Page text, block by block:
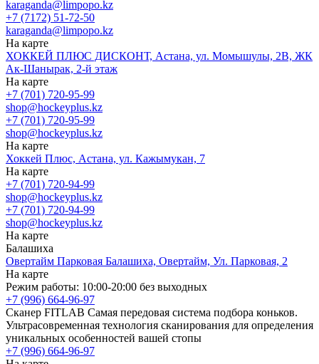
karaganda@limpopo.kz
+7 (7172) 51-72-50
karaganda@limpopo.kz
На карте
ХОККЕЙ ПЛЮС ДИСКОНТ, Астана, ул. Момышулы, 2В, ЖК
Ак-Шанырак, 2-й этаж
На карте
+7 (701) 720-95-99
shop@hockeyplus.kz
+7 (701) 720-95-99
shop@hockeyplus.kz
На карте
Хоккей Плюс, Астана, ул. Кажымукан, 7
На карте
+7 (701) 720-94-99
shop@hockeyplus.kz
+7 (701) 720-94-99
shop@hockeyplus.kz
На карте
Балашиха
Овертайм Парковая Балашиха, Овертайм, Ул. Парковая, 2
На карте
Режим работы: 10:00-20:00 без выходных
+7 (996) 664-96-97
Сканер FITLAB Самая передовая система подбора коньков.
Ультрасовременная технология сканирования для определения
уникальных особенностей вашей стопы
+7 (996) 664-96-97